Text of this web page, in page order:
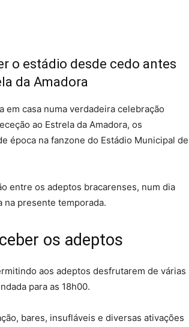
o estádio desde cedo antes
da Amadora
em casa numa verdadeira celebração
ao Estrela da Amadora, os
época na fanzone do Estádio Municipal de
entre os adeptos bracarenses, num dia
na presente temporada.
os adeptos
aos adeptos desfrutarem de várias
para as 18h00.
bares, insufláveis e diversas ativações